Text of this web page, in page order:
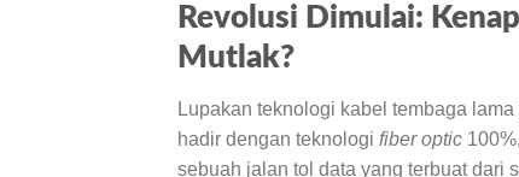
Revolusi Dimulai:
Mutlak?
Lupakan teknologi kabel tembaga
hadir dengan teknologi fiber optic
sebuah jalan tol data yang terbuat dari